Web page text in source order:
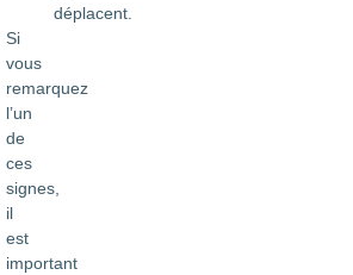
déplacent.
Si
vous
remarquez
l’un
de
ces
signes,
il
est
important